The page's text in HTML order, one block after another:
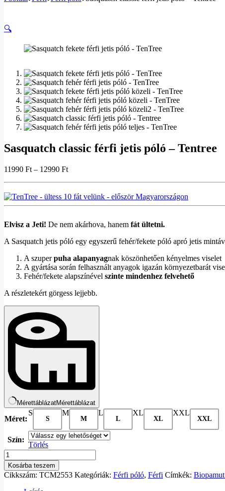
🔍
Sasquatch classic férfi jetis póló – Tentree
11990 Ft – 12990 Ft
Elvisz a Jeti! De nem akárhova, hanem fát ültetni.
A Sasquatch jetis póló egy egyszerű fehér/fekete póló apró jetis
A szuperpuha alapanyagnak köszönhetően kényelmes viselet
A gyártása során felhasznált anyagok igazán környezetbarát
Fehér/fekete alapszínével szinte mindenhez felvehető
A részletekért görgess lejjebb.
MérettáblázatMérettáblázat
Méret:
S
S
M
M
L
L
XL
XL
XXL
XXL
Szín:
Törlés
Kosárba teszem
Cikkszám: TCM2553 Kategóriák: Férfi póló, Férfi Címkék: